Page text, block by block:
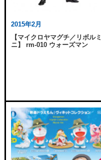
2015年2月
【マイクロヤマグチ／リボルミ
ニ】 rm-010 ウォーズマン